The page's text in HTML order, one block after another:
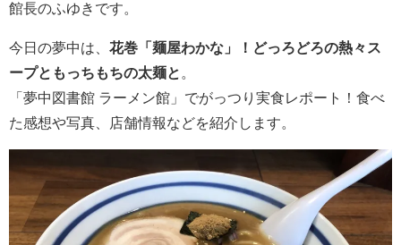
館長のふゆきです。
今日の夢中は、 花巻「麺屋わかな」！どっろどろの熱々ス
ープともっちもちの太麺と 。
「夢中図書館 ラーメン館」でがっつり実食レポート！食べ
た感想や写真、店舗情報などを紹介します。